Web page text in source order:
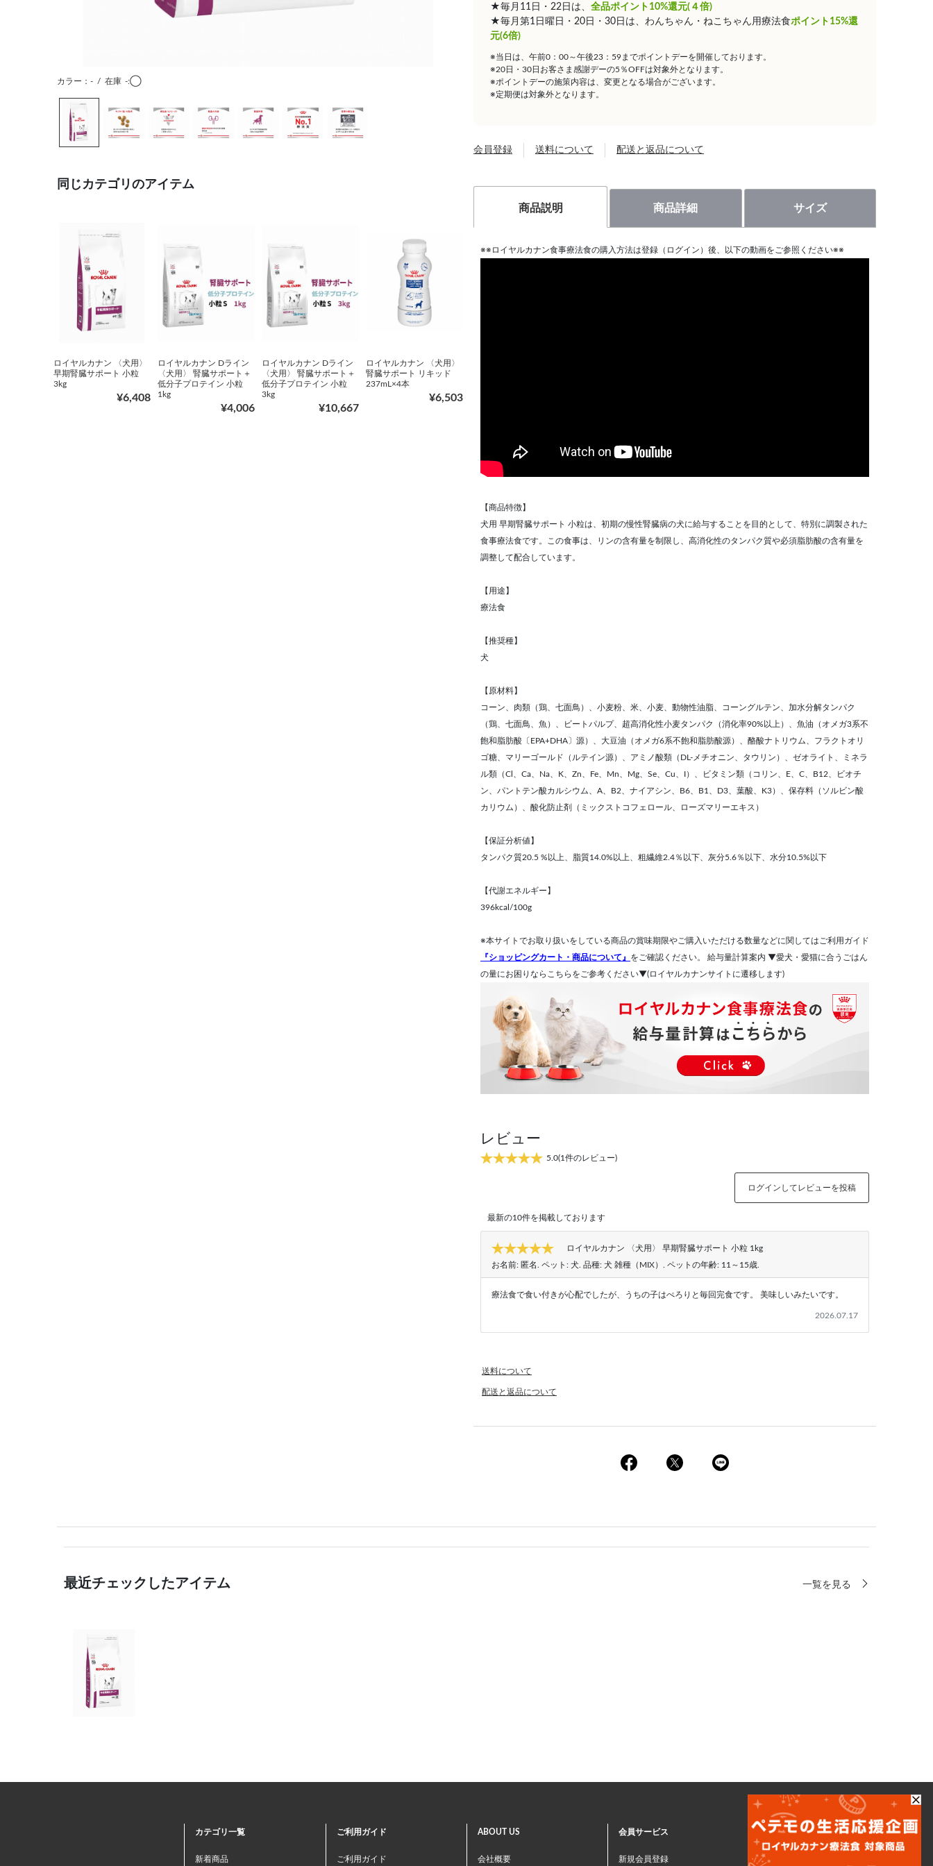
カラー：- / 在庫 -:◯
同じカテゴリのアイテム
ロイヤルカナン 〈犬用〉
早期腎臓サポート 小粒
3kg
¥6,408
ロイヤルカナン Dライン
〈犬用〉 腎臓サポート＋
低分子プロテイン 小粒
1kg
¥4,006
ロイヤルカナン Dライン
〈犬用〉 腎臓サポート＋
低分子プロテイン 小粒
3kg
¥10,667
ロイヤルカナン 〈犬用〉
腎臓サポート リキッド
237mL×4本
¥6,503
★毎月11日・22日は、 全品ポイント10%還元(４倍)
★毎月第1日曜日・20日・30日は、わんちゃん・ねこちゃん用療法食ポイント15%還
元(6倍)
※当日は、午前0：00～午後23：59までポイントデーを開催しております。
※20日・30日お客さま感謝デーの5％OFFは対象外となります。
※ポイントデーの施策内容は、変更となる場合がございます。
※定期便は対象外となります。
会員登録 送料について 配送と返品について
商品説明 商品詳細 サイズ
※※ロイヤルカナン食事療法食の購入方法は登録（ログイン）後、以下の動画をご参照ください※※
【商品特徴】
犬用 早期腎臓サポート 小粒は、初期の慢性腎臓病の犬に給与することを目的として、特別に調製された
食事療法食です。この食事は、リンの含有量を制限し、高消化性のタンパク質や必須脂肪酸の含有量を
調整して配合しています。
【用途】
療法食
【推奨種】
犬
【原材料】
コーン、肉類（鶏、七面鳥）、小麦粉、米、小麦、動物性油脂、コーングルテン、加水分解タンパク
（鶏、七面鳥、魚）、ビートパルプ、超高消化性小麦タンパク（消化率90%以上）、魚油（オメガ3系不
飽和脂肪酸〔EPA+DHA〕源）、大豆油（オメガ6系不飽和脂肪酸源）、酪酸ナトリウム、フラクトオリ
ゴ糖、マリーゴールド（ルテイン源）、アミノ酸類（DL-メチオニン、タウリン）、ゼオライト、ミネラ
ル類（Cl、Ca、Na、K、Zn、Fe、Mn、Mg、Se、Cu、I）、ビタミン類（コリン、E、C、B12、ビオチ
ン、パントテン酸カルシウム、A、B2、ナイアシン、B6、B1、D3、葉酸、K3）、保存料（ソルビン酸
カリウム）、酸化防止剤（ミックストコフェロール、ローズマリーエキス）
【保証分析値】
タンパク質20.5 %以上、脂質14.0%以上、粗繊維2.4％以下、灰分5.6％以下、水分10.5%以下
【代謝エネルギー】
396kcal/100g
※本サイトでお取り扱いをしている商品の賞味期限やご購入いただける数量などに関してはご利用ガイド
『ショッピングカート・商品について』 をご確認ください。 給与量計算案内 ▼愛犬・愛猫に合うごはん
の量にお困りならこちらをご参考ください▼(ロイヤルカナンサイトに遷移します)
レビュー
5.0(1件のレビュー)
ログインしてレビューを投稿
最新の10件を掲載しております
ロイヤルカナン 〈犬用〉 早期腎臓サポート 小粒 1kg
お名前: 匿名 . ペット: 犬 . 品種: 犬 雑種（MIX） . ペットの年齢: 11～15歳
療法食で食い付きが心配でしたが、うちの子はぺろりと毎回完食です。 美味しいみたいです。
2026.07.17
送料について
配送と返品について
最近チェックしたアイテム 一覧を見る
カテゴリ一覧
新着商品
ご利用ガイド
ご利用ガイド
ABOUT US
会社概要
会員サービス
新規会員登録